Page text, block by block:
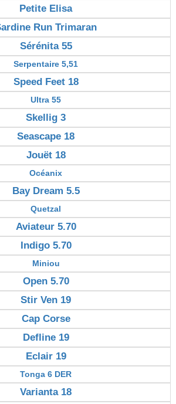
Petite Elisa
Run Trimaran
Sérénita 55
Serpentaire 5,51
Speed Feet 18
Ultra 55
Skellig 3
Seascape 18
Jouët 18
Océanix
Bay Dream 5.5
Quetzal
Aviateur 5.70
Indigo 5.70
Miniou
Open 5.70
Stir Ven 19
Cap Corse
Defline 19
Eclair 19
Tonga 6 DER
Varianta 18